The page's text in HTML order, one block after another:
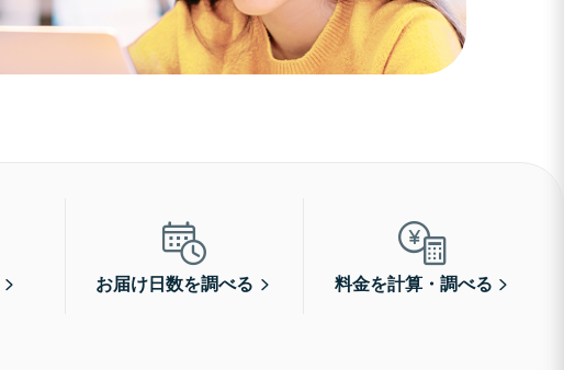
お届け日数を調べる 料金を計算・調べる